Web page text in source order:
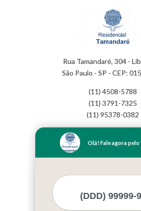
Rua Tamandaré, 304 -
São Paulo - SP - CEP:
(11) 4508-5788
(11) 3791-7325
(11) 95378-0382
Empresa
Missão
Mapa do site
Mais Serviços
Olá! Fale agora pelo